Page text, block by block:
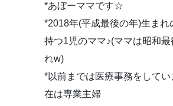
*あぼーママです☆
*2018年(平成最後の年)生まれ
持つ1児のママ♪(ママは昭和最
れw)
*以前までは医療事務をして
在は専業主婦